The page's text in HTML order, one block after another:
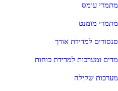
מתמרי עומס
מתמרי מומנט
סנסורים למדידת אורך
מדים ומערכות למדידת כוחות
מערכות שקילה